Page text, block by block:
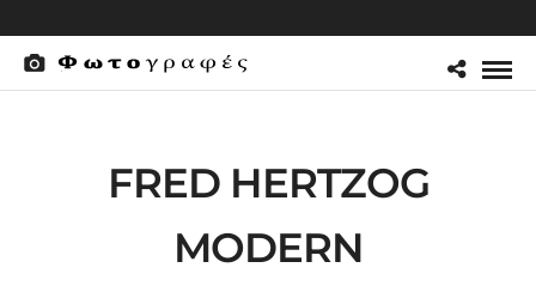
FRED HERTZOG
MODERN